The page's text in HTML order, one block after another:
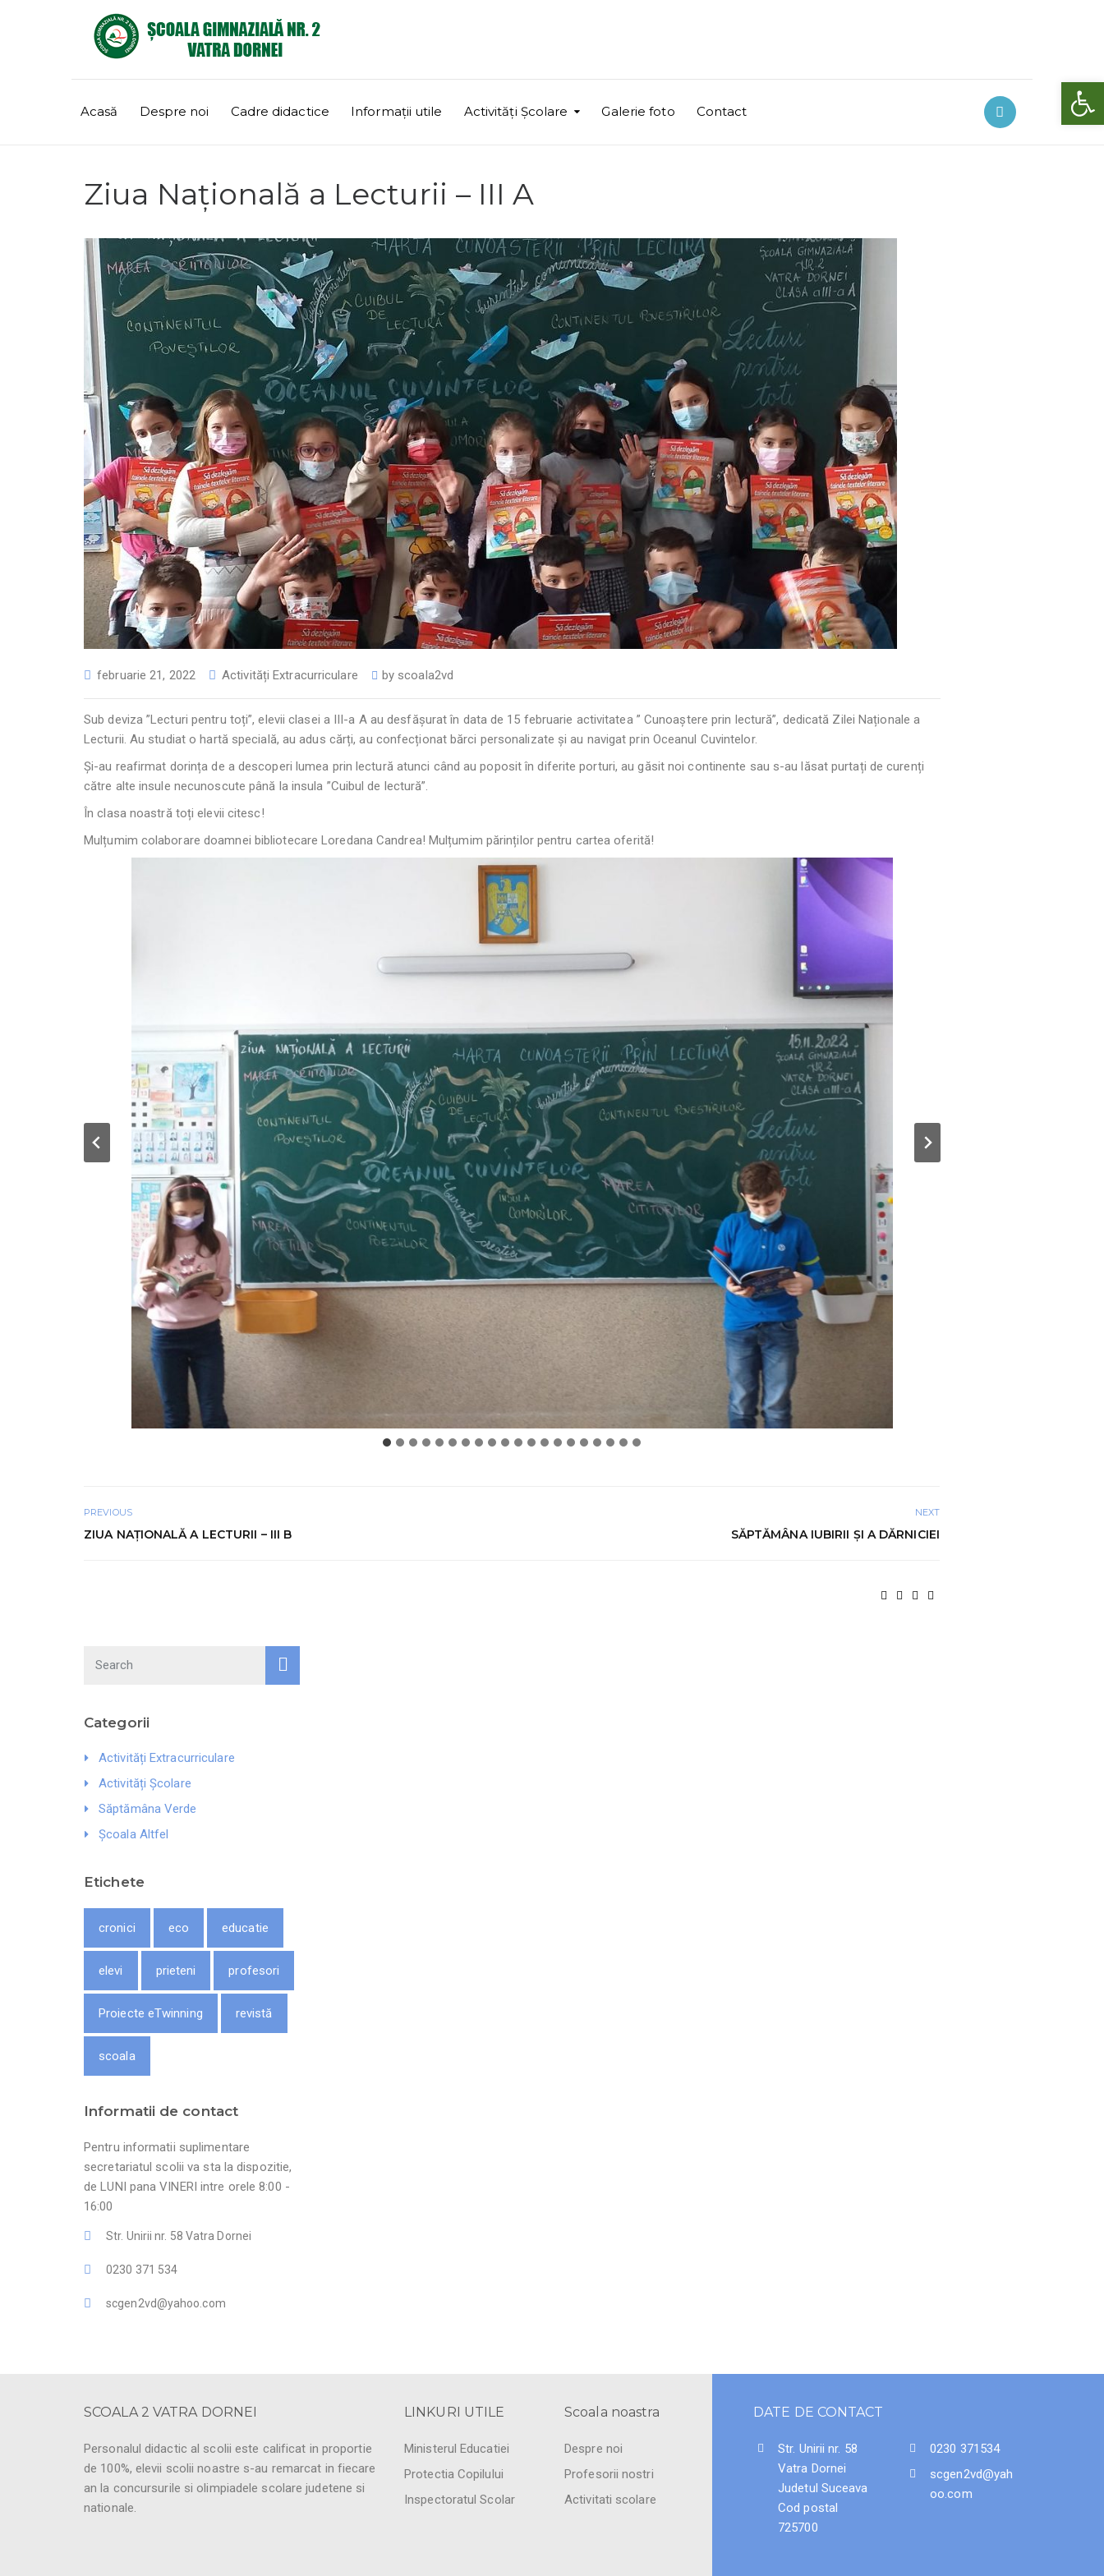
Deschide bara de unelte
Acasă Despre noi Cadre didactice Informații utile Activități Școlare Galerie foto Contact
Ziua Națională a Lecturii – III A
februarie 21, 2022 Activități Extracurriculare by scoala2vd
Sub deviza ”Lecturi pentru toți”, elevii clasei a III-a A au desfășurat în data de 15 februarie activitatea ” Cunoaștere prin lectură”, dedicată Zilei Naționale a
Lecturii. Au studiat o hartă specială, au adus cărți, au confecționat bărci personalizate și au navigat prin Oceanul Cuvintelor.
Și-au reafirmat dorința de a descoperi lumea prin lectură atunci când au poposit în diferite porturi, au găsit noi continente sau s-au lăsat purtați de curenți
către alte insule necunoscute până la insula ”Cuibul de lectură”.
În clasa noastră toți elevii citesc!
Mulțumim colaborare doamnei bibliotecare Loredana Candrea! Mulțumim părinților pentru cartea oferită!
PREVIOUS
ZIUA NAȚIONALĂ A LECTURII – III B
NEXT
SĂPTĂMÂNA IUBIRII ȘI A DĂRNICIEI
Categorii
Activități Extracurriculare
Activități Școlare
Săptămâna Verde
Școala Altfel
Etichete
cronici eco educatie
elevi prieteni profesori
Proiecte eTwinning revistă
scoala
Informatii de contact
Pentru informatii suplimentare
secretariatul scolii va sta la dispozitie,
de LUNI pana VINERI intre orele 8:00 -
16:00
Str. Unirii nr. 58 Vatra Dornei
0230 371 534
scgen2vd@yahoo.com
SCOALA 2 VATRA DORNEI
Personalul didactic al scolii este calificat in proportie
de 100%, elevii scolii noastre s-au remarcat in fiecare
an la concursurile si olimpiadele scolare judetene si
nationale.
LINKURI UTILE
Ministerul Educatiei
Protectia Copilului
Inspectoratul Scolar
Scoala noastra
Despre noi
Profesorii nostri
Activitati scolare
DATE DE CONTACT
Str. Unirii nr. 58
Vatra Dornei
Judetul Suceava
Cod postal
725700
0230 371534
scgen2vd@yah
oo.com